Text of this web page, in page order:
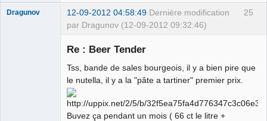
25
Dragunov 12-09-2012 04:58:49 Dernière modification
par Dragunov (12-09-2012 09:32:46)
Re : Beer Tender
Tss, bande de sales bourgeois, il y a bien pire que
le nutella, il y a la "pâte a tartiner" premier prix.
Buvez ça pendant un mois ( 66 ct le litre +